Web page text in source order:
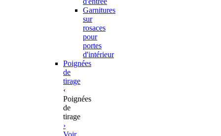
Garnitures
sur
rosaces
pour
portes
d'intérieur
Poignées
de
tirage
‹
Poignées
de
tirage
›
Voir